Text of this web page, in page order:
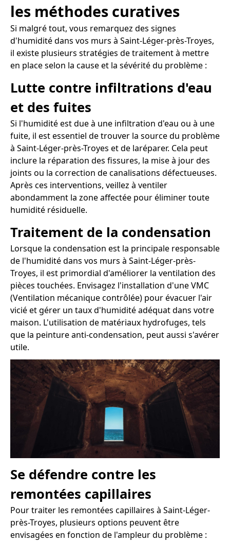
les méthodes curatives
Si malgré tout, vous remarquez des signes
d'humidité dans vos murs à Saint-Léger-près-Troyes,
il existe plusieurs stratégies de traitement à mettre
en place selon la cause et la sévérité du problème :
Lutte contre infiltrations d'eau
et des fuites
Si l'humidité est due à une infiltration d'eau ou à une
fuite, il est essentiel de trouver la source du problème
à Saint-Léger-près-Troyes et de laréparer. Cela peut
inclure la réparation des fissures, la mise à jour des
joints ou la correction de canalisations défectueuses.
Après ces interventions, veillez à ventiler
abondamment la zone affectée pour éliminer toute
humidité résiduelle.
Traitement de la condensation
Lorsque la condensation est la principale responsable
de l'humidité dans vos murs à Saint-Léger-près-
Troyes, il est primordial d'améliorer la ventilation des
pièces touchées. Envisagez l'installation d'une VMC
(Ventilation mécanique contrôlée) pour évacuer l'air
vicié et gérer un taux d'humidité adéquat dans votre
maison. L'utilisation de matériaux hydrofuges, tels
que la peinture anti-condensation, peut aussi s'avérer
utile.
Se défendre contre les
remontées capillaires
Pour traiter les remontées capillaires à Saint-Léger-
près-Troyes, plusieurs options peuvent être
envisagées en fonction de l'ampleur du problème :